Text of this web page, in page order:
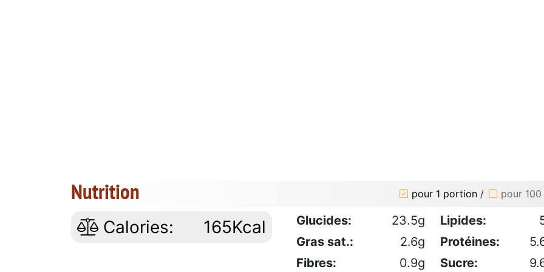
Nutrition pour 1 portion / pour 100
Calories: 165Kcal Glucides: 23.5g Lipides:
Gras sat.:
2.6g Protéines:
Fibres:
0.9g Sucre: